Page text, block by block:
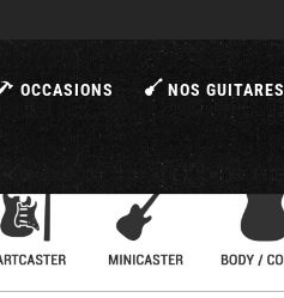
OCCASIONS A NOS GUITARES